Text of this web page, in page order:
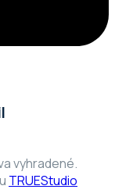
vyhradené.
TRUEStudio